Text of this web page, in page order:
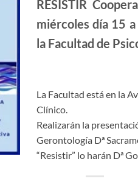
RESISTIR
miércoles día 15
la Facultad de
La Facultad está en la
Clínico.
Realizarán la
Gerontología Dª
“Resistir” lo harán Dª